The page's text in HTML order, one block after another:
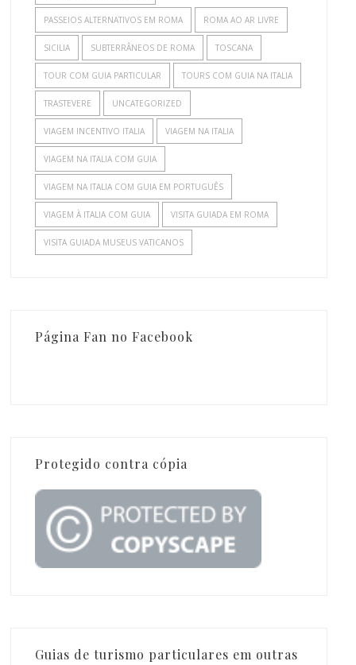
PASSEIOS ALTERNATIVOS EM ROMA ROMA AO AR LIVRE
SICILIA SUBTERRÂNEOS DE ROMA TOSCANA
TOUR COM GUIA PARTICULAR TOURS COM GUIA NA ITALIA
TRASTEVERE UNCATEGORIZED
VIAGEM INCENTIVO ITALIA VIAGEM NA ITALIA
VIAGEM NA ITALIA COM GUIA
VIAGEM NA ITALIA COM GUIA EM PORTUGUÊS
VIAGEM À ITALIA COM GUIA VISITA GUIADA EM ROMA
VISITA GUIADA MUSEUS VATICANOS
Página Fan no Facebook
Protegido contra cópia
Guias de turismo particulares em outras